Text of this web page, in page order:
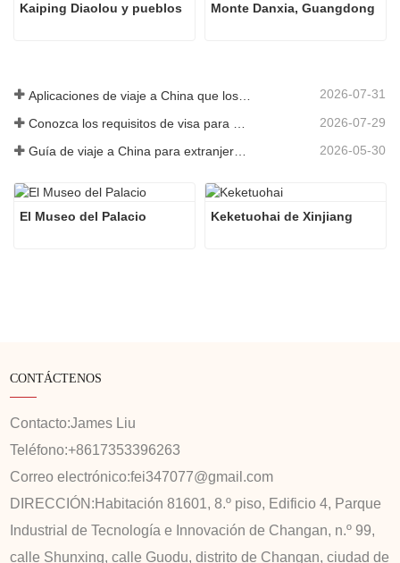
Kaiping Diaolou y pueblos Monte Danxia, ​​Guangdong
2026-07-31
2026-07-29
Guía de viaje a China para extranjeros: lo que necesitas saber antes de visitar 2026-05-30
El Museo del Palacio Keketuohai de Xinjiang
CONTÁCTENOS
Contacto:James Liu
Teléfono:+8617353396263
Correo electrónico:fei347077@gmail.com
DIRECCIÓN: Habitación 81601, 8.º piso, Edificio 4, Parque
Industrial de Tecnología e Innovación de Changan, n.º 99,
calle Shunxing, calle Guodu, distrito de Changan, ciudad de